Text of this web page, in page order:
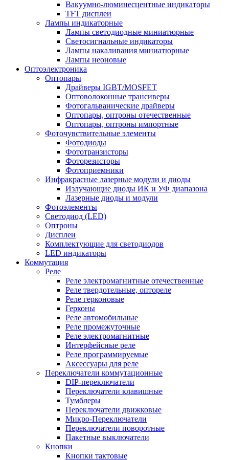
Вакуумно-люминесцентные индикаторы
TFT дисплеи
Лампы индикаторные
Лампы светодиодные миниатюрные
Светосигнальные индикаторы
Лампы накаливания миниатюрные
Лампы неоновые
Оптоэлектроника
Оптопары
Драйверы IGBT/MOSFET
Оптоволоконные трансиверы
Фотогальванические драйверы
Оптопары, оптроны отечественные
Оптопары, оптроны импортные
Фоточувствительные элементы
Фотодиоды
Фототранзисторы
Фоторезисторы
Фотоприемники
Инфракрасные лазерные модули и диоды
Излучающие диоды ИК и УФ диапазона
Лазерные диоды и модули
Фотоэлементы
Светодиод (LED)
Оптроны
Дисплеи
Комплектующие для светодиодов
LED индикаторы
Коммутация
Реле
Реле электромагнитные отечественные
Реле твердотельные, оптореле
Реле герконовые
Герконы
Реле автомобильные
Реле промежуточные
Реле электромагнитные
Интерфейсные реле
Реле программируемые
Аксессуары для реле
Переключатели коммутационные
DIP-переключатели
Переключатели клавишные
Тумблеры
Переключатели движковые
Микро-Переключатели
Переключатели поворотные
Пакетные выключатели
Кнопки
Кнопки тактовые